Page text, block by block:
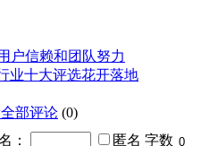
户信赖和团队努力
业十大评选花开落地
部评论 (0)
： 匿名 字数